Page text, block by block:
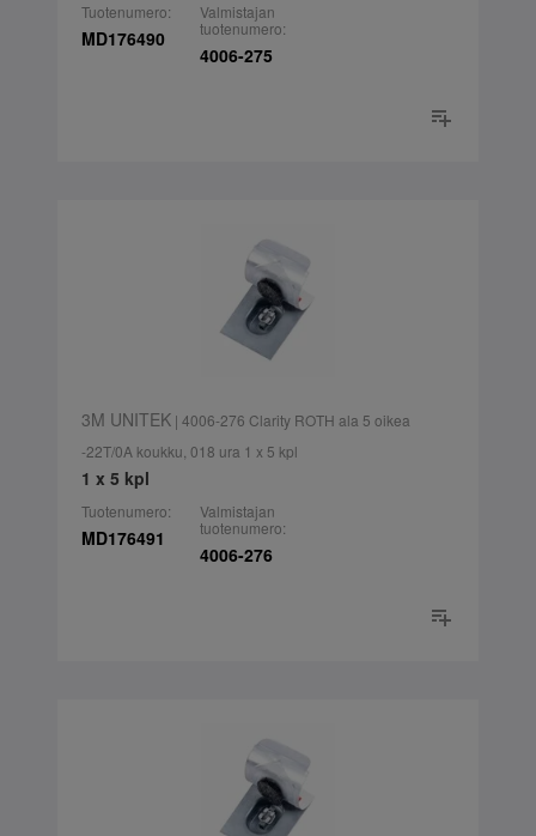
Tuotenumero:
MD176490
Valmistajan
tuotenumero:
4006-275
3M UNITEK| 4006-276 Clarity ROTH ala 5 oikea
-22T/0A koukku, 018 ura 1 x 5 kpl
1 x 5 kpl
Tuotenumero:
MD176491
Valmistajan
tuotenumero:
4006-276